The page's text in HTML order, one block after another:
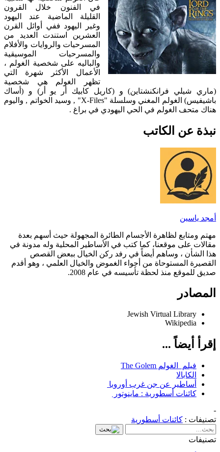
في الفنون خلال القرون
القليلة الماضية عند اليهود
وغير اليهود ففي أوائل القرن
العشرين استندت العديد من
المسرحيات والروايات والأفلام
والمسرحيات الموسيقية
والباليه على شخصية الغولم ،
الأعمال الأكثر شهرة التي
تظهر الغولم هي شخصية
(ماري شيلي فرانكنشتاين) و (كاريل كابيك أر يو أر) و (أساك
باشيفيس) الغولم المغني وسلسلة "X-Files" , وسيد الخواتم , واليوم
هناك متحف الغولم في الحي اليهودي في براغ .
نبذة عن الكاتب
أمجد ياسين
مهتم ومتابع لظاهرة الأجسام الطائرة المجهولة حيث أسهم بعدة
مقالات على موقعنا، كما كتب في الأساطير المحلية وله مدونة في
هذا الشأن ، وساهم أيضاً في رفد ركن الخيال ببعض القصص
القصيرة المستوحاة من أجواء الغموض والخيال العلمي ، وهو أقدم
صديق للموقع منذ لحظة تأسيسه في عام 2008.
المصادر
Jewish Virtual Library
Wikipedia
إقرأ أيضاً ...
فيلم الغولم The Golem
الكابالا
أساطير عن جن غرب أوروبا
كائنات أسطورية : ماينوتور
-
تصنيفات : كائنات أسطورية
تصنيفات